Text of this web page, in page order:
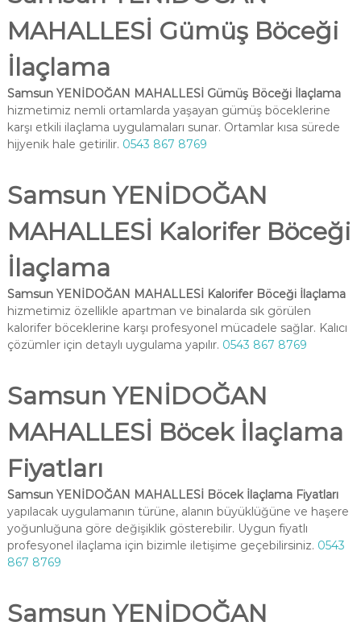
MAHALLESİ Gümüş Böceği
İlaçlama
Samsun YENİDOĞAN MAHALLESİ Gümüş Böceği İlaçlama
hizmetimiz nemli ortamlarda yaşayan gümüş böceklerine
karşı etkili ilaçlama uygulamaları sunar. Ortamlar kısa sürede
hijyenik hale getirilir. 0543 867 8769
Samsun YENİDOĞAN
MAHALLESİ Kalorifer Böceği
İlaçlama
Samsun YENİDOĞAN MAHALLESİ Kalorifer Böceği İlaçlama
hizmetimiz özellikle apartman ve binalarda sık görülen
kalorifer böceklerine karşı profesyonel mücadele sağlar. Kalıcı
çözümler için detaylı uygulama yapılır. 0543 867 8769
Samsun YENİDOĞAN
MAHALLESİ Böcek İlaçlama
Fiyatları
Samsun YENİDOĞAN MAHALLESİ Böcek İlaçlama Fiyatları
yapılacak uygulamanın türüne, alanın büyüklüğüne ve haşere
yoğunluğuna göre değişiklik gösterebilir. Uygun fiyatlı
profesyonel ilaçlama için bizimle iletişime geçebilirsiniz. 0543
867 8769
Samsun YENİDOĞAN